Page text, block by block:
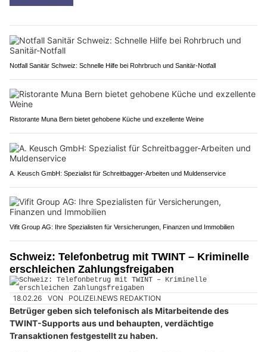
Notfall Sanitär Schweiz: Schnelle Hilfe bei Rohrbruch und Sanitär-Notfall
Ristorante Muna Bern bietet gehobene Küche und exzellente Weine
A. Keusch GmbH: Spezialist für Schreitbagger-Arbeiten und Muldenservice
Vifit Group AG: Ihre Spezialisten für Versicherungen, Finanzen und Immobilien
Schweiz: Telefonbetrug mit TWINT – Kriminelle
erschleichen Zahlungsfreigaben
18.02.26 VON POLIZEI.NEWS REDAKTION
Betrüger geben sich telefonisch als Mitarbeitende des
TWINT-Supports aus und behaupten, verdächtige
Transaktionen festgestellt zu haben.